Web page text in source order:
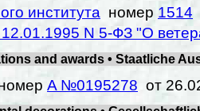
института номер 1514
N 5-ФЗ "О
and awards • Staatliche
A №0195278 от